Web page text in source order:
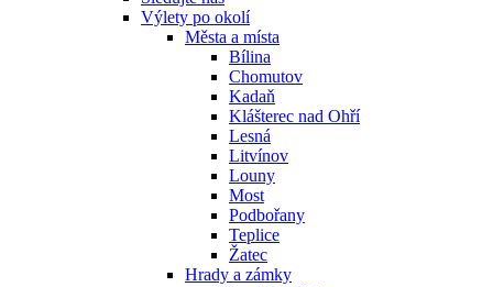
Výlety po okolí
Města a místa
Bílina
Chomutov
Kadaň
Klášterec nad Ohří
Lesná
Litvínov
Louny
Most
Podbořany
Teplice
Žatec
Hrady a zámky